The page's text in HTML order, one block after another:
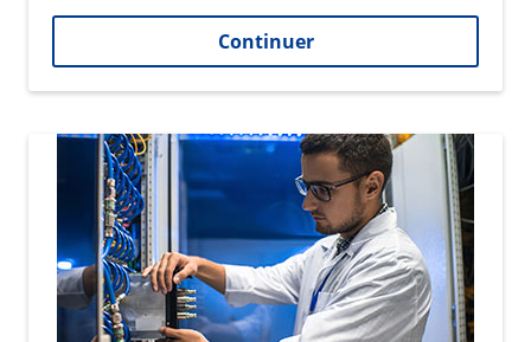
Continuer